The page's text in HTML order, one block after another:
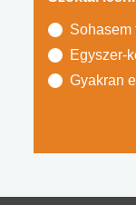
Sohasem
Egyszer-
Gyakran